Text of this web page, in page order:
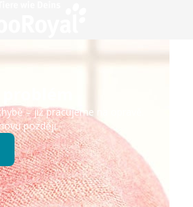
– již pracujeme na opravě.
později.